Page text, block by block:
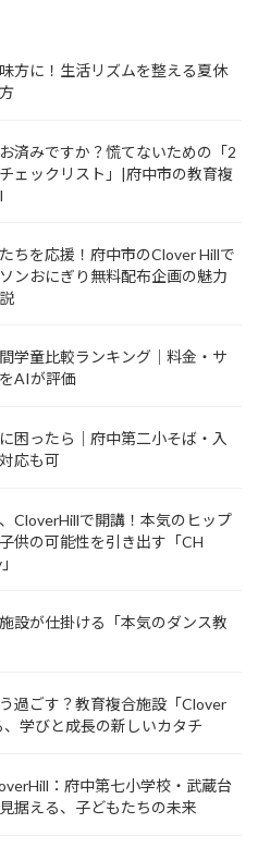
味方に！生活リズムを整える夏休
済みですか？慌てないための「2
ェックリスト」|府中市の教育複
ちを応援！府中市のClover Hillで
ンおにぎり無料配布企画の魅力
学童比較ランキング｜料金・サ
AIが評価
困ったら｜府中第二小そば・入
応も可
CloverHillで開講！本気のヒップ
供の可能性を引き出す「CH
設が仕掛ける「本気のダンス教
過ごす？教育複合施設「Clover
学びと成長の新しいカタチ
：府中第七小学校・武蔵台
据える、子どもたちの未来